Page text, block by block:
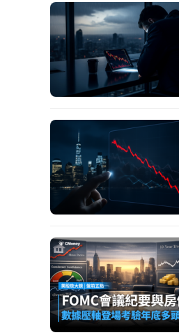
前往【即時新聞】未如
前往【即時新聞】觸覺
前往【美股盤前五點】